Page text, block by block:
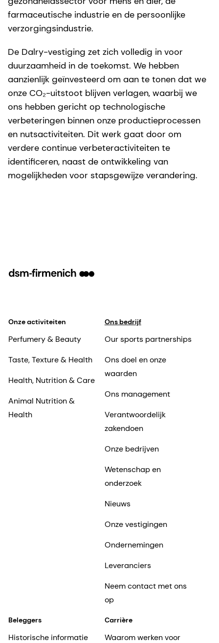
farmaceutische industrie en de persoonlijke
verzorgingsindustrie.
De Dalry-vestiging zet zich volledig in voor
duurzaamheid in de toekomst. We hebben
aanzienlijk geïnvesteerd om aan te tonen dat we
onze CO₂-uitstoot blijven verlagen, waarbij we
ons hebben gericht op technologische
verbeteringen binnen onze productieprocessen
en nutsactiviteiten. Dit werk gaat door om
verdere continue verbeteractiviteiten te
identificeren, naast de ontwikkeling van
mogelijkheden voor stapsgewijze verandering.
Onze activiteiten
Perfumery & Beauty
Taste, Texture & Health
Health, Nutrition & Care
Animal Nutrition &
Health
Ons bedrijf
Our sports partnerships
Ons doel en onze
waarden
Ons management
Verantwoordelijk
zakendoen
Onze bedrijven
Wetenschap en
onderzoek
Nieuws
Onze vestigingen
Ondernemingen
Leveranciers
Neem contact met ons
op
Beleggers
Historische informatie
Carrière
Waarom werken voor